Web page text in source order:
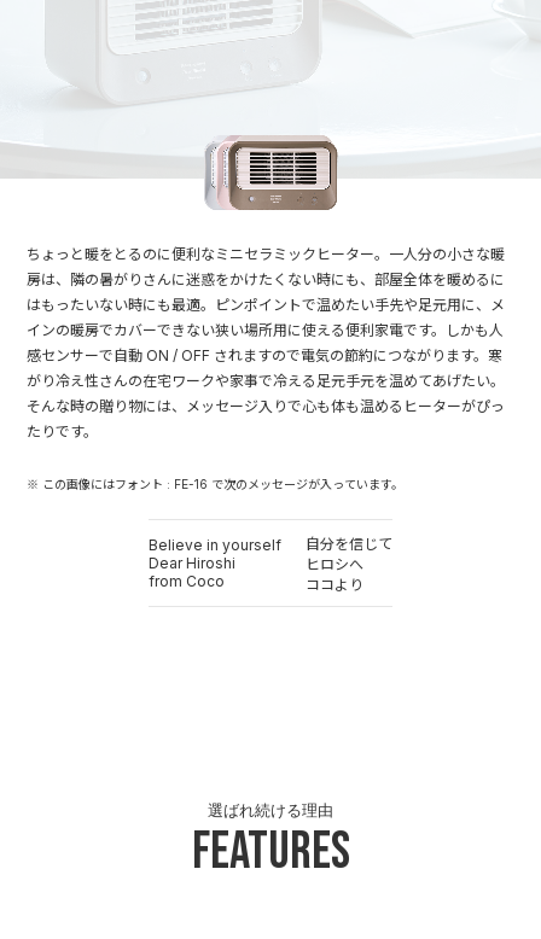
ちょっと暖をとるのに便利なミニセラミックヒーター。一人分の小さな暖
房は、隣の暑がりさんに迷惑をかけたくない時にも、部屋全体を暖めるに
はもったいない時にも最適。ピンポイントで温めたい手先や足元用に、メ
インの暖房でカバーできない狭い場所用に使える便利家電です。しかも人
感センサーで自動 ON / OFF されますので電気の節約につながります。寒
がり冷え性さんの在宅ワークや家事で冷える足元手元を温めてあげたい。
そんな時の贈り物には、メッセージ入りで心も体も温めるヒーターがぴっ
たりです。
※ この画像にはフォント : FE-16 で次のメッセージが入っています。
Believe in yourself
Dear Hiroshi
from Coco
自分を信じて
ヒロシへ
ココより
Features
選ばれ続ける理由